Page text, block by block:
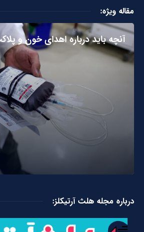
مقاله ویژه:
آنچه باید درباره اهدای خون و
درباره مجله هلث آرتیکلز: